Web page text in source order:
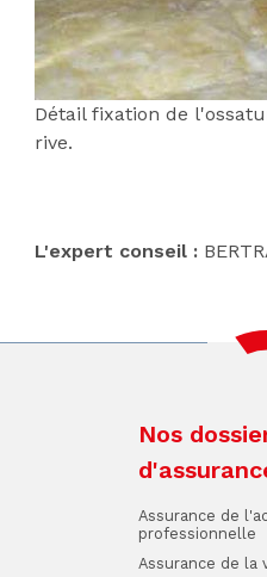
Détail fixation de
rive.
L'expert conseil :
Nos
Assurance de
professionnelle
Assurance de la